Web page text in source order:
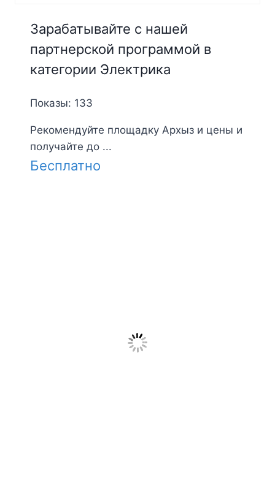
Зарабатывайте с нашей
партнерской программой в
категории Электрика
Показы: 133
Рекомендуйте площадку Архыз и цены и
получайте до ...
Бесплатно